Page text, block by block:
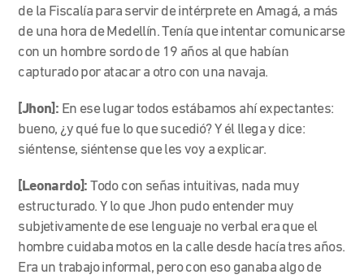
de la Fiscalía para servir de intérprete en Amagá, a más
de una hora de Medellín. Tenía que intentar comunicarse
con un hombre sordo de 19 años al que habían
capturado por atacar a otro con una navaja.
[Jhon]: En ese lugar todos estábamos ahí expectantes:
bueno, ¿y qué fue lo que sucedió? Y él llega y dice:
siéntense, siéntense que les voy a explicar.
[Leonardo]:Todo con señas intuitivas, nada muy
estructurado. Y lo que Jhon pudo entender muy
subjetivamente de ese lenguaje no verbal era que el
hombre cuidaba motos en la calle desde hacía tres años.
Era un trabajo informal, pero con eso ganaba algo de